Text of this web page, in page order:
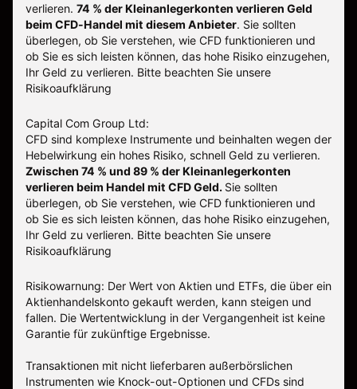
verlieren. 74 % der Kleinanlegerkonten verlieren Geld
beim CFD-Handel mit diesem Anbieter. Sie sollten
überlegen, ob Sie verstehen, wie CFD funktionieren und
ob Sie es sich leisten können, das hohe Risiko einzugehen,
Ihr Geld zu verlieren. Bitte beachten Sie unsere
Risikoaufklärung
Capital Com Group Ltd:
CFD sind komplexe Instrumente und beinhalten wegen der
Hebelwirkung ein hohes Risiko, schnell Geld zu verlieren.
Zwischen 74 % und 89 % der Kleinanlegerkonten
verlieren beim Handel mit CFD Geld. Sie sollten
überlegen, ob Sie verstehen, wie CFD funktionieren und
ob Sie es sich leisten können, das hohe Risiko einzugehen,
Ihr Geld zu verlieren. Bitte beachten Sie unsere
Risikoaufklärung
Risikowarnung: Der Wert von Aktien und ETFs, die über ein
Aktienhandelskonto gekauft werden, kann steigen und
fallen. Die Wertentwicklung in der Vergangenheit ist keine
Garantie für zukünftige Ergebnisse.
Transaktionen mit nicht lieferbaren außerbörslichen
Instrumenten wie Knock-out-Optionen und CFDs sind